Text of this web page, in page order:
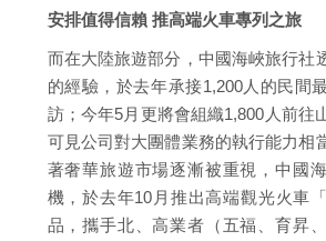
安排值得信賴 推高端火車專列之旅
而在大陸旅遊部分，中國海峽旅行社
的經驗，於去年承接1,200人的民間
訪；今年5月更將會組織1,800人前往
可見公司對大團體業務的執行能力相
著奢華旅遊市場逐漸被重視，中國
機，於去年10月推出高端觀光火車
品，攜手北、高業者（五福、育昇